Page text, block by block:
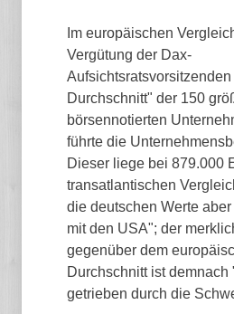
Im europäischen
Vergütung der Dax-
Durchschnitt" der 150
börsennotierten
führte die
Dieser liege bei 879.000
transatlantischen
die deutschen Werte
mit den USA"; der
gegenüber dem
Durchschnitt ist
getrieben durch die